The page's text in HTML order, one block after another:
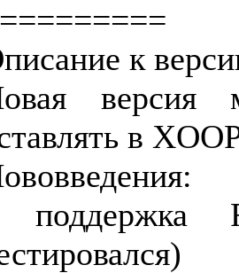
к
версия
в
поддержка